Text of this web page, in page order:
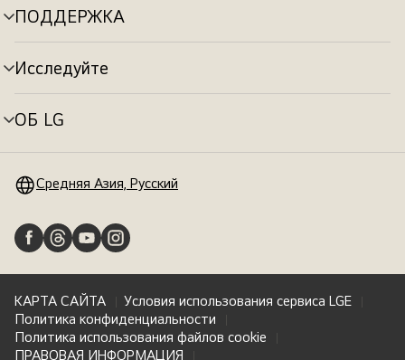
ПОДДЕРЖКА
Переключатель
меню
Исследуйте
Переключатель
меню
ОБ LG
Переключатель
Средняя Азия, Русский
КАРТА САЙТА
Условия использования сервиса LGE
Политика конфиденциальности
Политика использования файлов cookie
ПРАВОВАЯ ИНФОРМАЦИЯ